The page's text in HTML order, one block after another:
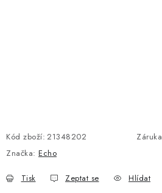
Kód zboží: 21348202 Záruka
Značka: Echo
Tisk Zeptat se Hlídat